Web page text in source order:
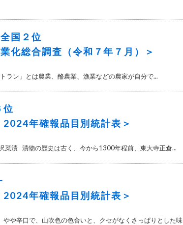
国２位
化総合調査（令和７年７月）＞
ン」とは農業、酪農業、漁業などの農家が自分で...
2024年確報品目別統計表＞
菜漬 漬物の歴史は古く、今から1300年程前、東大寺正倉...
2024年確報品目別統計表＞
や辛口で、山吹色の色合いと、クセがなくさっぱりとした味